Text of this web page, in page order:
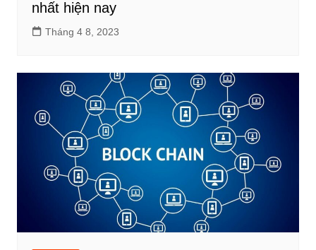
nhất hiện nay
Tháng 4 8, 2023